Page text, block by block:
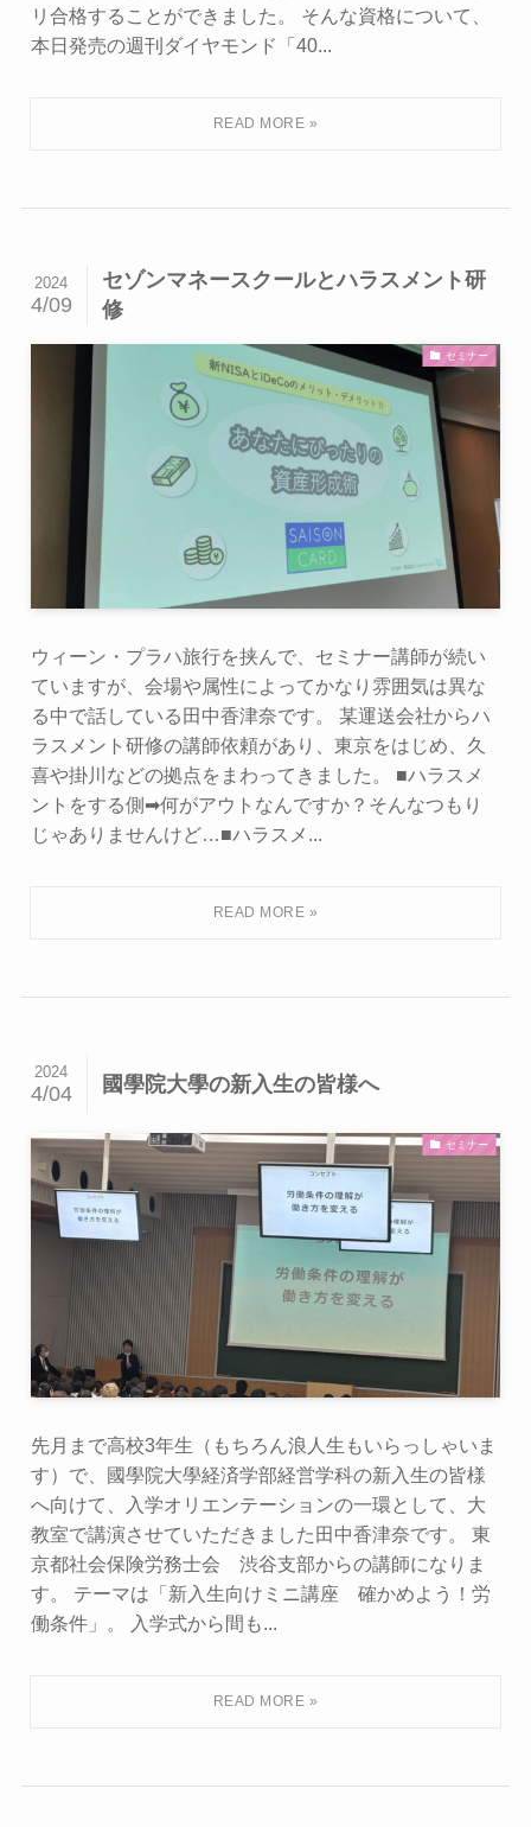
リ合格することができました。 そんな資格について、
本日発売の週刊ダイヤモンド「40...
セゾンマネースクールとハラスメント研
修
2024
4/09
セミナー
ウィーン・プラハ旅行を挟んで、セミナー講師が続い
ていますが、会場や属性によってかなり雰囲気は異な
る中で話している田中香津奈です。 某運送会社からハ
ラスメント研修の講師依頼があり、東京をはじめ、久
喜や掛川などの拠点をまわってきました。 ■ハラスメ
ントをする側➡何がアウトなんですか？そんなつもり
じゃありませんけど…■ハラスメ...
國學院大學の新入生の皆様へ
2024
4/04
セミナー
先月まで高校3年生（もちろん浪人生もいらっしゃいま
す）で、國學院大學経済学部経営学科の新入生の皆様
へ向けて、入学オリエンテーションの一環として、大
教室で講演させていただきました田中香津奈です。 東
京都社会保険労務士会 渋谷支部からの講師になりま
す。 テーマは「新入生向けミニ講座 確かめよう！労
働条件」。 入学式から間も...